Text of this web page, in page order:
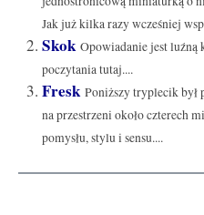
Jak już kilka razy wcześniej
Skok Opowiadanie jest luźną
poczytania tutaj....
Fresk Poniższy tryplecik był
na przestrzeni około czterech
pomysłu, stylu i sensu....